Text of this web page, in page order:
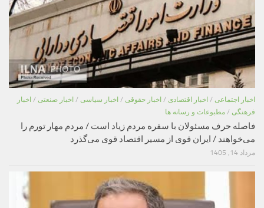
اخبار اجتماعی / اخبار اقتصادی / اخبار حقوقی / اخبار سیاسی / اخبار صنعتی / اخبار
فرهنگی / مطبوعات و رسانه ها
فاصله حرف مسئولان با سفره مردم زیاد است / مردم مهار تورم را
می‌خواهند / ایران قوی از مسیر اقتصاد قوی می‌گذرد
مرداد 14, 1405